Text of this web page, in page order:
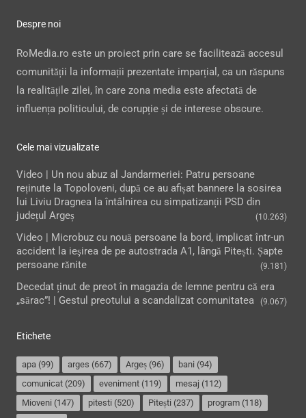
Despre noi
RoMedia.ro este un proiect prin care se facilitează accesul
comunității la informații prezentate imparțial, ca un răspuns
la realitățile zilei, în care zona media este afectată de
influența politicului, de corupție și de interese obscure.
Cele mai vizualizate
Video | Un nou abuz al Jandarmeriei: Patru persoane
reținute la Topoloveni, după ce au afișat bannere la sosirea
lui Liviu Dragnea la întâlnirea cu simpatizanții PSD din
județul Argeș
(10.263)
Video | Microbuz cu nouă persoane la bord, implicat într-un
accident la ieşirea de pe autostrada A1, lângă Pitești. Șapte
persoane rănite
(9.181)
Decedat ținut de preot în magazia de lemne pentru că era
„sărac”! | Gestul preotului a scandalizat comunitatea
(9.067)
Etichete
apa (99) arges (667) Argeș (96) bani (94)
comunicat (209) eveniment (119) mesaj (112)
Mioveni (147) pitesti (520) Pitești (237) program (118)